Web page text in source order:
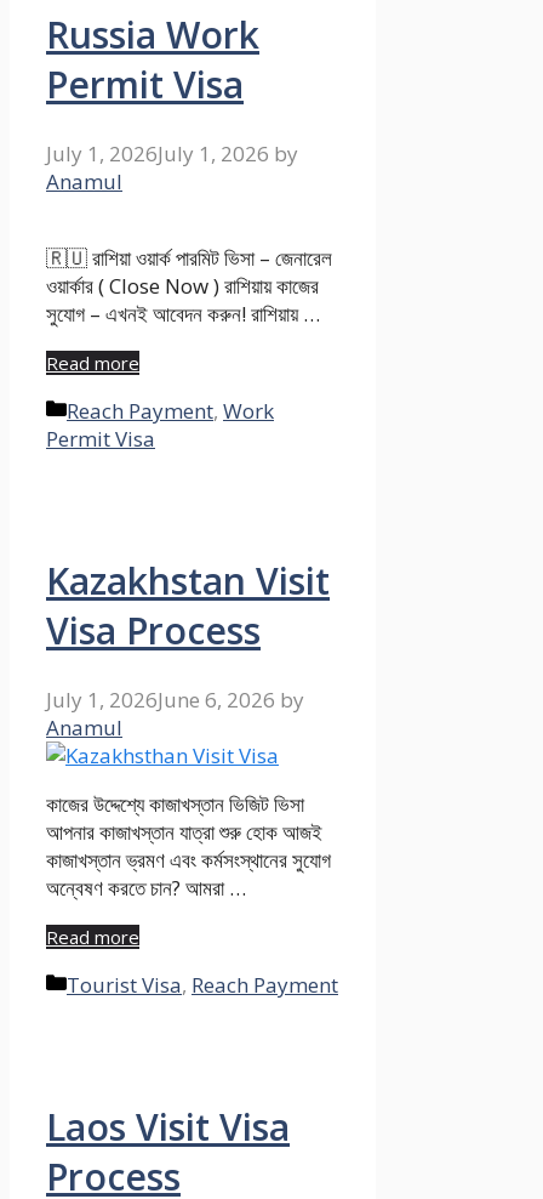
Russia Work
Permit Visa
July 1, 2026July 1, 2026 by
Anamul
🇷🇺 রাশিয়া ওয়ার্ক পারমিট ভিসা – জেনারেল
ওয়ার্কার ( Close Now ) রাশিয়ায় কাজের
সুযোগ – এখনই আবেদন করুন! রাশিয়ায় …
Read more
Categories
Reach Payment, Work
Permit Visa
Kazakhstan Visit
Visa Process
July 1, 2026June 6, 2026 by
Anamul
কাজের উদ্দেশ্যে কাজাখস্তান ভিজিট ভিসা
আপনার কাজাখস্তান যাত্রা শুরু হোক আজই
কাজাখস্তান ভ্রমণ এবং কর্মসংস্থানের সুযোগ
অন্বেষণ করতে চান? আমরা …
Read more
Categories
Tourist Visa, Reach Payment
Laos Visit Visa
Process